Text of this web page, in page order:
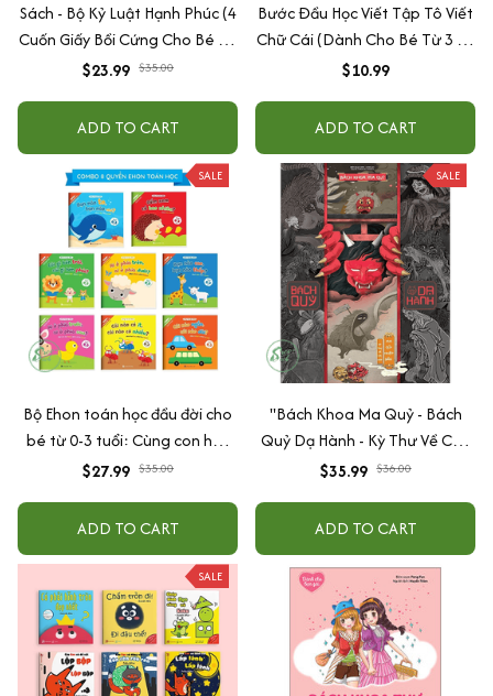
Sách - Bộ Kỷ Luật Hạnh Phúc (4
Cuốn Giấy Bồi Cứng Cho Bé Từ
1 Tuổi+)
$23.99 $35.00
ADD TO CART
Bước Đầu Học Viết Tập Tô Viết
Chữ Cái (Dành Cho Bé Từ 3 - 6
Tuổi)
$10.99
ADD TO CART
SALE
Bộ Ehon toán học đầu đời cho
bé từ 0-3 tuổi: Cùng con học
toán (song ngữ Việt Anh)
$27.99 $35.00
ADD TO CART
SALE
"Bách Khoa Ma Quỷ - Bách
Quỷ Dạ Hành - Kỳ Thư Về Các
Loài Ma Quỷ Nhật Bản "
$35.99 $36.00
ADD TO CART
SALE